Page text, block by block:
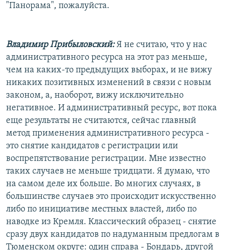
"Панорама", пожалуйста.
Владимир Прибыловский:Я не считаю, что у нас
административного ресурса на этот раз меньше,
чем на каких-то предыдущих выборах, и не вижу
никаких позитивных изменений в связи с новым
законом, а, наоборот, вижу исключительно
негативное. И административный ресурс, вот пока
еще результаты не считаются, сейчас главный
метод применения административного ресурса -
это снятие кандидатов с регистрации или
воспрепятствование регистрации. Мне известно
таких случаев не меньше тридцати. Я думаю, что
на самом деле их больше. Во многих случаях, в
большинстве случаев это происходит искусственно
либо по инициативе местных властей, либо по
наводке из Кремля. Классический образец - снятие
сразу двух кандидатов по надуманным предлогам в
Тюменском округе: один справа - Бондарь, другой